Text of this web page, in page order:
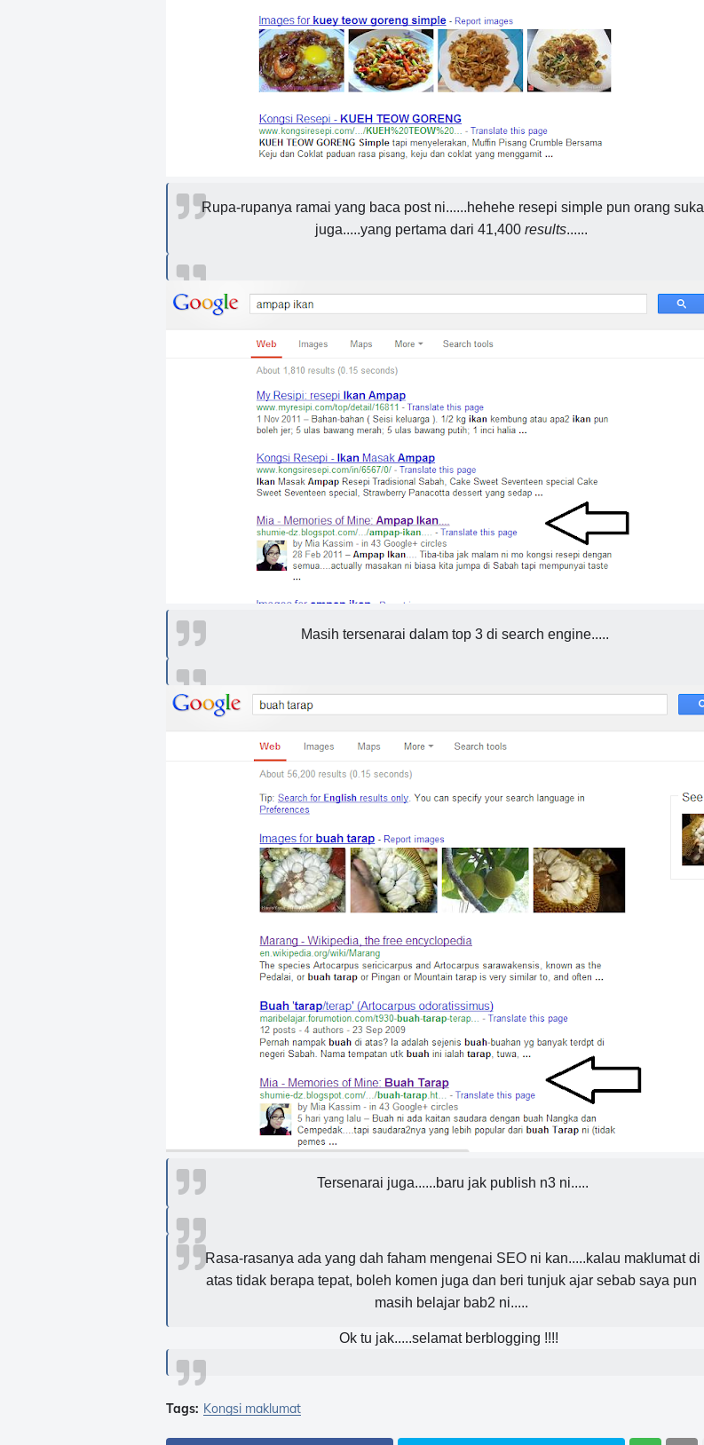
Rupa-rupanya ramai yang baca post ni......hehehe resepi simple pun orang suka
juga.....yang pertama dari 41,400 results......
Masih tersenarai dalam top 3 di search engine.....
Tersenarai juga......baru jak publish n3 ni.....
Rasa-rasanya ada yang dah faham mengenai SEO ni kan.....kalau maklumat di
atas tidak berapa tepat, boleh komen juga dan beri tunjuk ajar sebab saya pun
masih belajar bab2 ni.....
Ok tu jak.....selamat berblogging !!!!
Tags: Kongsi maklumat